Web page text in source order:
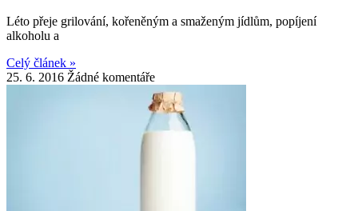
Léto přeje grilování, kořeněným a smaženým jídlům, popíjení
alkoholu a
Celý článek »
25. 6. 2016 Žádné komentáře